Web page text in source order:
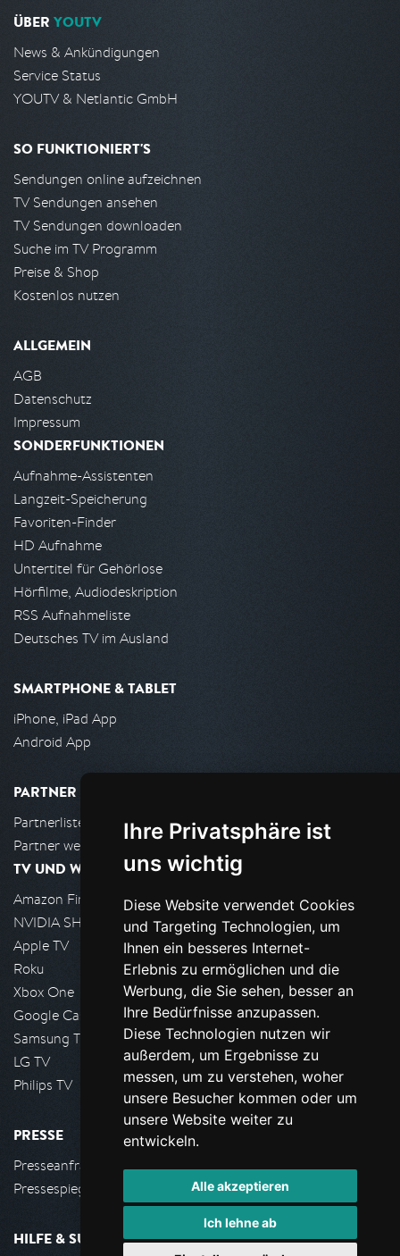
Ihre Privatsphäre ist
uns wichtig
Diese Website verwendet Cookies
und Targeting Technologien, um
Ihnen ein besseres Internet-
Erlebnis zu ermöglichen und die
Werbung, die Sie sehen, besser an
Ihre Bedürfnisse anzupassen.
Diese Technologien nutzen wir
außerdem, um Ergebnisse zu
messen, um zu verstehen, woher
unsere Besucher kommen oder um
unsere Website weiter zu
entwickeln.
Alle akzeptieren
Ich lehne ab
ÜBER YOUTV
News & Ankündigungen
Service Status
YOUTV & Netlantic GmbH
SO FUNKTIONIERT'S
Sendungen online aufzeichnen
TV Sendungen ansehen
TV Sendungen downloaden
Suche im TV Programm
Preise & Shop
Kostenlos nutzen
ALLGEMEIN
AGB
Datenschutz
Impressum
SONDERFUNKTIONEN
Aufnahme-Assistenten
Langzeit-Speicherung
Favoriten-Finder
HD Aufnahme
Untertitel für Gehörlose
Hörfilme, Audiodeskription
RSS Aufnahmeliste
Deutsches TV im Ausland
SMARTPHONE & TABLET
iPhone, iPad App
Android App
PARTNER
Partnerliste
Partner werden
TV UND WOHNZIMMER
Amazon FireTV
NVIDIA SHIELD, Google TV
Apple TV
Roku
Xbox One
Google Cast
Samsung TV
LG TV
Philips TV
PRESSE
Presseanfrage stellen
Pressespiegel
HILFE & SUPPORT